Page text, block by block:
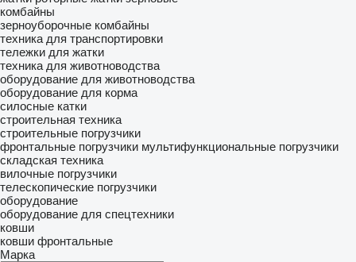
комбайны
зерноуборочные комбайны
техника для транспортировки
тележки для жатки
техника для животноводства
оборудование для животноводства
оборудование для корма
силосные катки
строительная техника
строительные погрузчики
фронтальные погрузчики мультифункциональные погрузчики
складская техника
вилочные погрузчики
телескопические погрузчики
оборудование
оборудование для спецтехники
ковши
ковши фронтальные
Марка